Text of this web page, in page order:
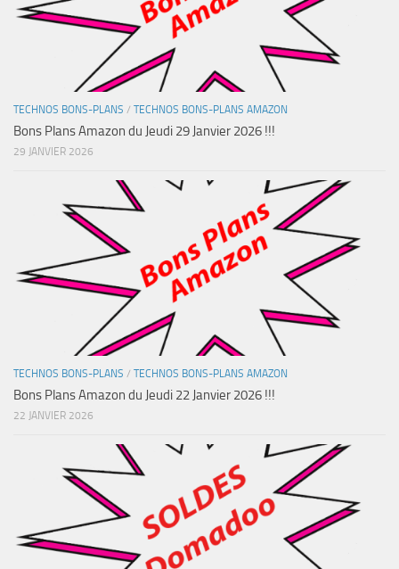
TECHNOS BONS-PLANS / TECHNOS BONS-PLANS AMAZON
Bons Plans Amazon du Jeudi 29 Janvier 2026 !!!
29 JANVIER 2026
TECHNOS BONS-PLANS / TECHNOS BONS-PLANS AMAZON
Bons Plans Amazon du Jeudi 22 Janvier 2026 !!!
22 JANVIER 2026